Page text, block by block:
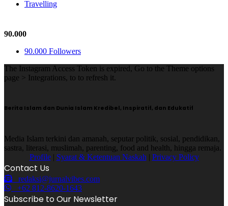
Travelling
90.000
90.000 Followers
The Instagram Access Token is expired, Go to the Theme options
page > Integrations, to to refresh it.
Berita Islam dan Dunia Islam Kredibel, Inspiratif, dan Edukatif
Media Islam terkini dan amanah, seputar politik, sosial, pendidikan,
sastra, literasi, muslimah, parenting, food and health, hingga remaja.
Profile| Syarat & Ketentuan Naskah | Privacy Policy
Contact Us
redaksi@jurnalvibes.com
+62 812-8620-1643
Subscribe to Our Newsletter